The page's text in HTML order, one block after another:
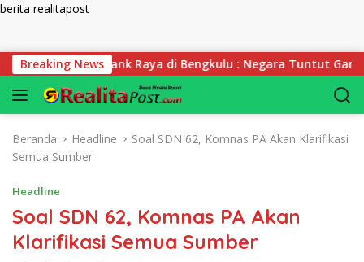
berita realitapost
Breaking News
Korupsi Bank Raya di Bengkulu : Negara Tuntut Ganti Rugi
Beranda Headline
Soal SDN 62, Komnas PA Akan Klarifikasi
Semua Sumber
Headline
Soal SDN 62, Komnas PA Akan
Klarifikasi Semua Sumber